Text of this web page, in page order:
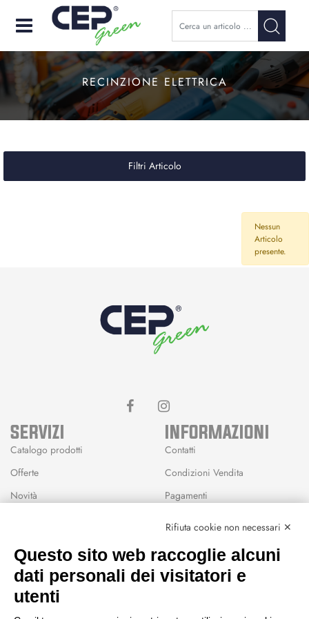
Open
RECINZIONE ELETTRICA
Filtri Articolo
Nessun
Articolo
presente.
SERVIZI
Catalogo prodotti
Offerte
Novità
Wishlist
INFORMAZIONI
Contatti
Condizioni Vendita
Pagamenti
CEP GREEN
Rifiuta cookie non necessari ✕
Questo sito web raccoglie alcuni
dati personali dei visitatori e
utenti